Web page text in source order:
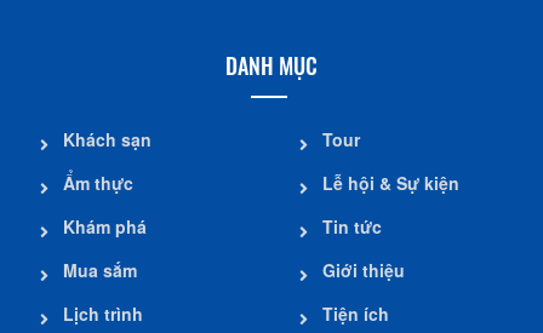
DANH MỤC
Khách sạn
Ẩm thực
Khám phá
Mua sắm
Lịch trình
Tour
Lễ hội & Sự kiện
Tin tức
Giới thiệu
Tiện ích